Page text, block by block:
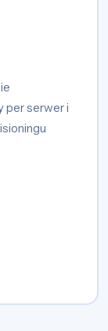
per serwer i